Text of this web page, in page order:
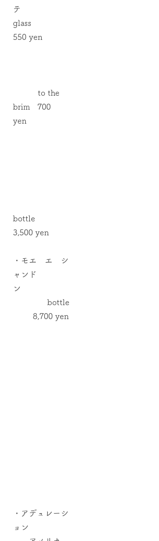
テ
glass
550 yen
to the
brim 700
yen
bottle
3,500 yen
・モエ エ シ
ャンド
ン
bottle
8,700 yen
・アデュレーシ
ョン